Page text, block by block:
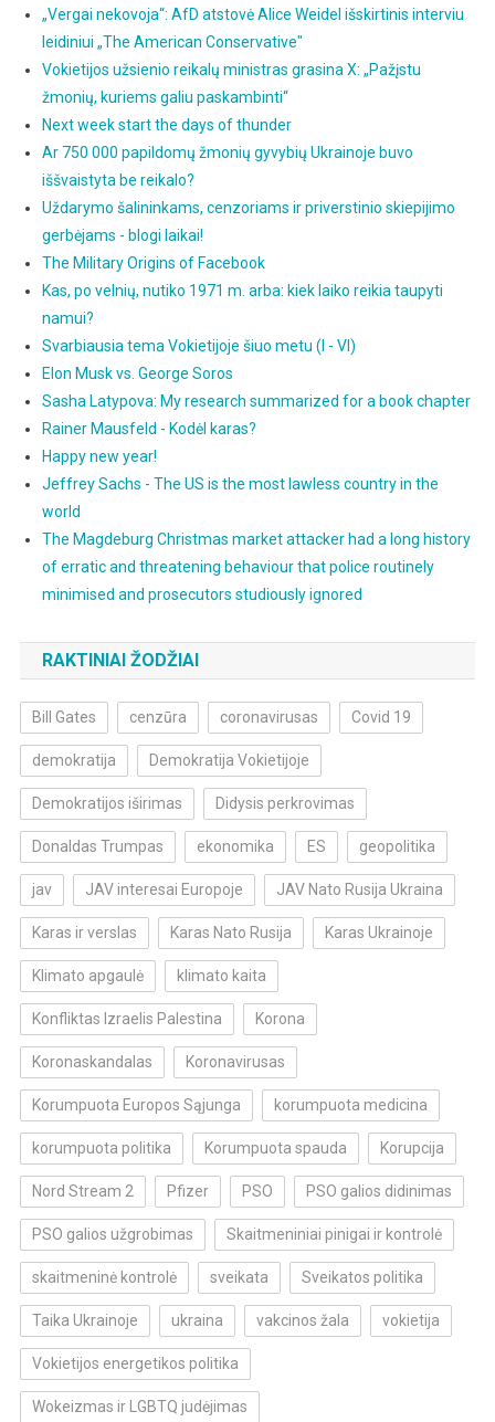
„Vergai nekovoja“: AfD atstovė Alice Weidel išskirtinis interviu
leidiniui „The American Conservative"
Vokietijos užsienio reikalų ministras grasina X: „Pažįstu
žmonių, kuriems galiu paskambinti“
Next week start the days of thunder
Ar 750 000 papildomų žmonių gyvybių Ukrainoje buvo
iššvaistyta be reikalo?
Uždarymo šalininkams, cenzoriams ir priverstinio skiepijimo
gerbėjams - blogi laikai!
The Military Origins of Facebook
Kas, po velnių, nutiko 1971 m. arba: kiek laiko reikia taupyti
namui?
Svarbiausia tema Vokietijoje šiuo metu (I - VI)
Elon Musk vs. George Soros
Sasha Latypova: My research summarized for a book chapter
Rainer Mausfeld - Kodėl karas?
Happy new year!
Jeffrey Sachs - The US is the most lawless country in the
world
The Magdeburg Christmas market attacker had a long history
of erratic and threatening behaviour that police routinely
minimised and prosecutors studiously ignored
RAKTINIAI ŽODŽIAI
Bill Gates cenzūra coronavirusas Covid 19
demokratija Demokratija Vokietijoje
Demokratijos iširimas Didysis perkrovimas
Donaldas Trumpas ekonomika ES geopolitika
jav JAV interesai Europoje JAV Nato Rusija Ukraina
Karas ir verslas Karas Nato Rusija Karas Ukrainoje
Klimato apgaulė klimato kaita
Konfliktas Izraelis Palestina Korona
Koronaskandalas Koronavirusas
Korumpuota Europos Sąjunga korumpuota medicina
korumpuota politika Korumpuota spauda Korupcija
Nord Stream 2 Pfizer PSO PSO galios didinimas
PSO galios užgrobimas Skaitmeniniai pinigai ir kontrolė
skaitmeninė kontrolė sveikata Sveikatos politika
Taika Ukrainoje ukraina vakcinos žala vokietija
Vokietijos energetikos politika
Wokeizmas ir LGBTQ judėjimas